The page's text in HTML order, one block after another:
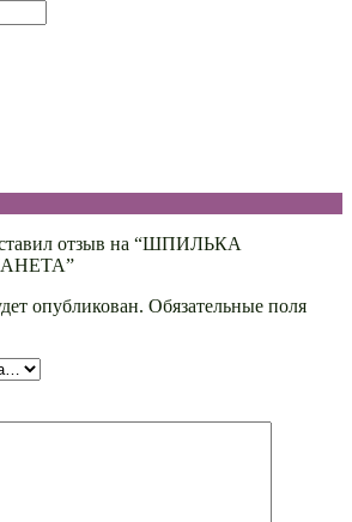
отзыв на “ШПИЛЬКА
опубликован. Обязательные поля